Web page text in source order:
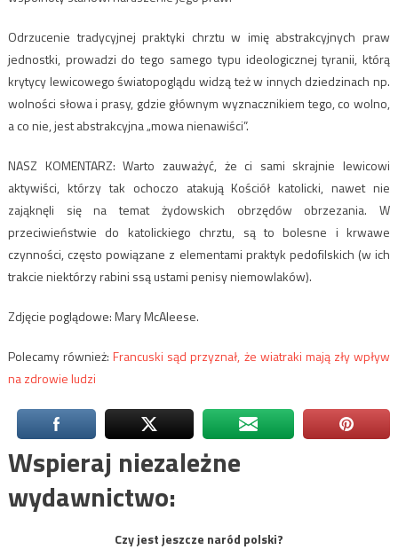
Odrzucenie tradycyjnej praktyki chrztu w imię abstrakcyjnych praw
jednostki, prowadzi do tego samego typu ideologicznej tyranii, którą
krytycy lewicowego światopoglądu widzą też w innych dziedzinach np.
wolności słowa i prasy, gdzie głównym wyznacznikiem tego, co wolno,
a co nie, jest abstrakcyjna „mowa nienawiści”.
NASZ KOMENTARZ: Warto zauważyć, że ci sami skrajnie lewicowi
aktywiści, którzy tak ochoczo atakują Kościół katolicki, nawet nie
zająknęli się na temat żydowskich obrzędów obrzezania. W
przeciwieństwie do katolickiego chrztu, są to bolesne i krwawe
czynności, często powiązane z elementami praktyk pedofilskich (w ich
trakcie niektórzy rabini ssą ustami penisy niemowlaków).
Zdjęcie poglądowe: Mary McAleese.
Polecamy również:Francuski sąd przyznał, że wiatraki mają zły wpływ
na zdrowie ludzi
Wspieraj niezależne
wydawnictwo:
Czy jest jeszcze naród polski?